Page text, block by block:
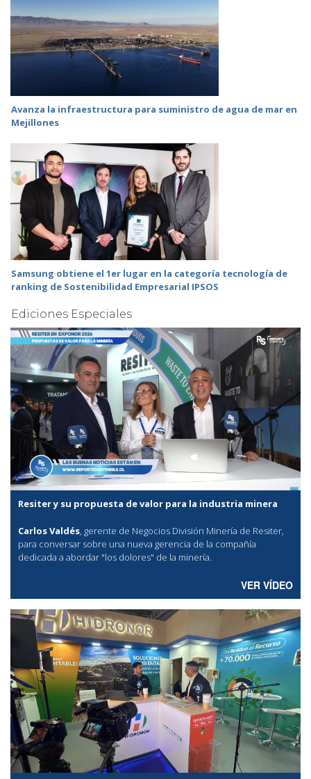
Avanza la infraestructura para suministro de agua de mar en
Mejillones
Samsung obtiene el 1er lugar en la categoría tecnología de
ranking de Sostenibilidad Empresarial IPSOS
Ediciones Especiales
Resiter y su propuesta de valor para la industria minera
Carlos Valdés, gerente de Negocios División Minería de Resiter,
para conversar sobre una nueva gerencia de la compañía
dedicada a abordar "los dolores" de la minería.
VER VÍDEO